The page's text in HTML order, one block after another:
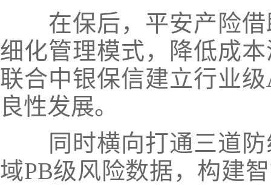
在保后，平安产险
细化管理模式，降低成
联合中银保信建立行业
良性发展。
同时横向打通三道
域PB级风险数据，构建